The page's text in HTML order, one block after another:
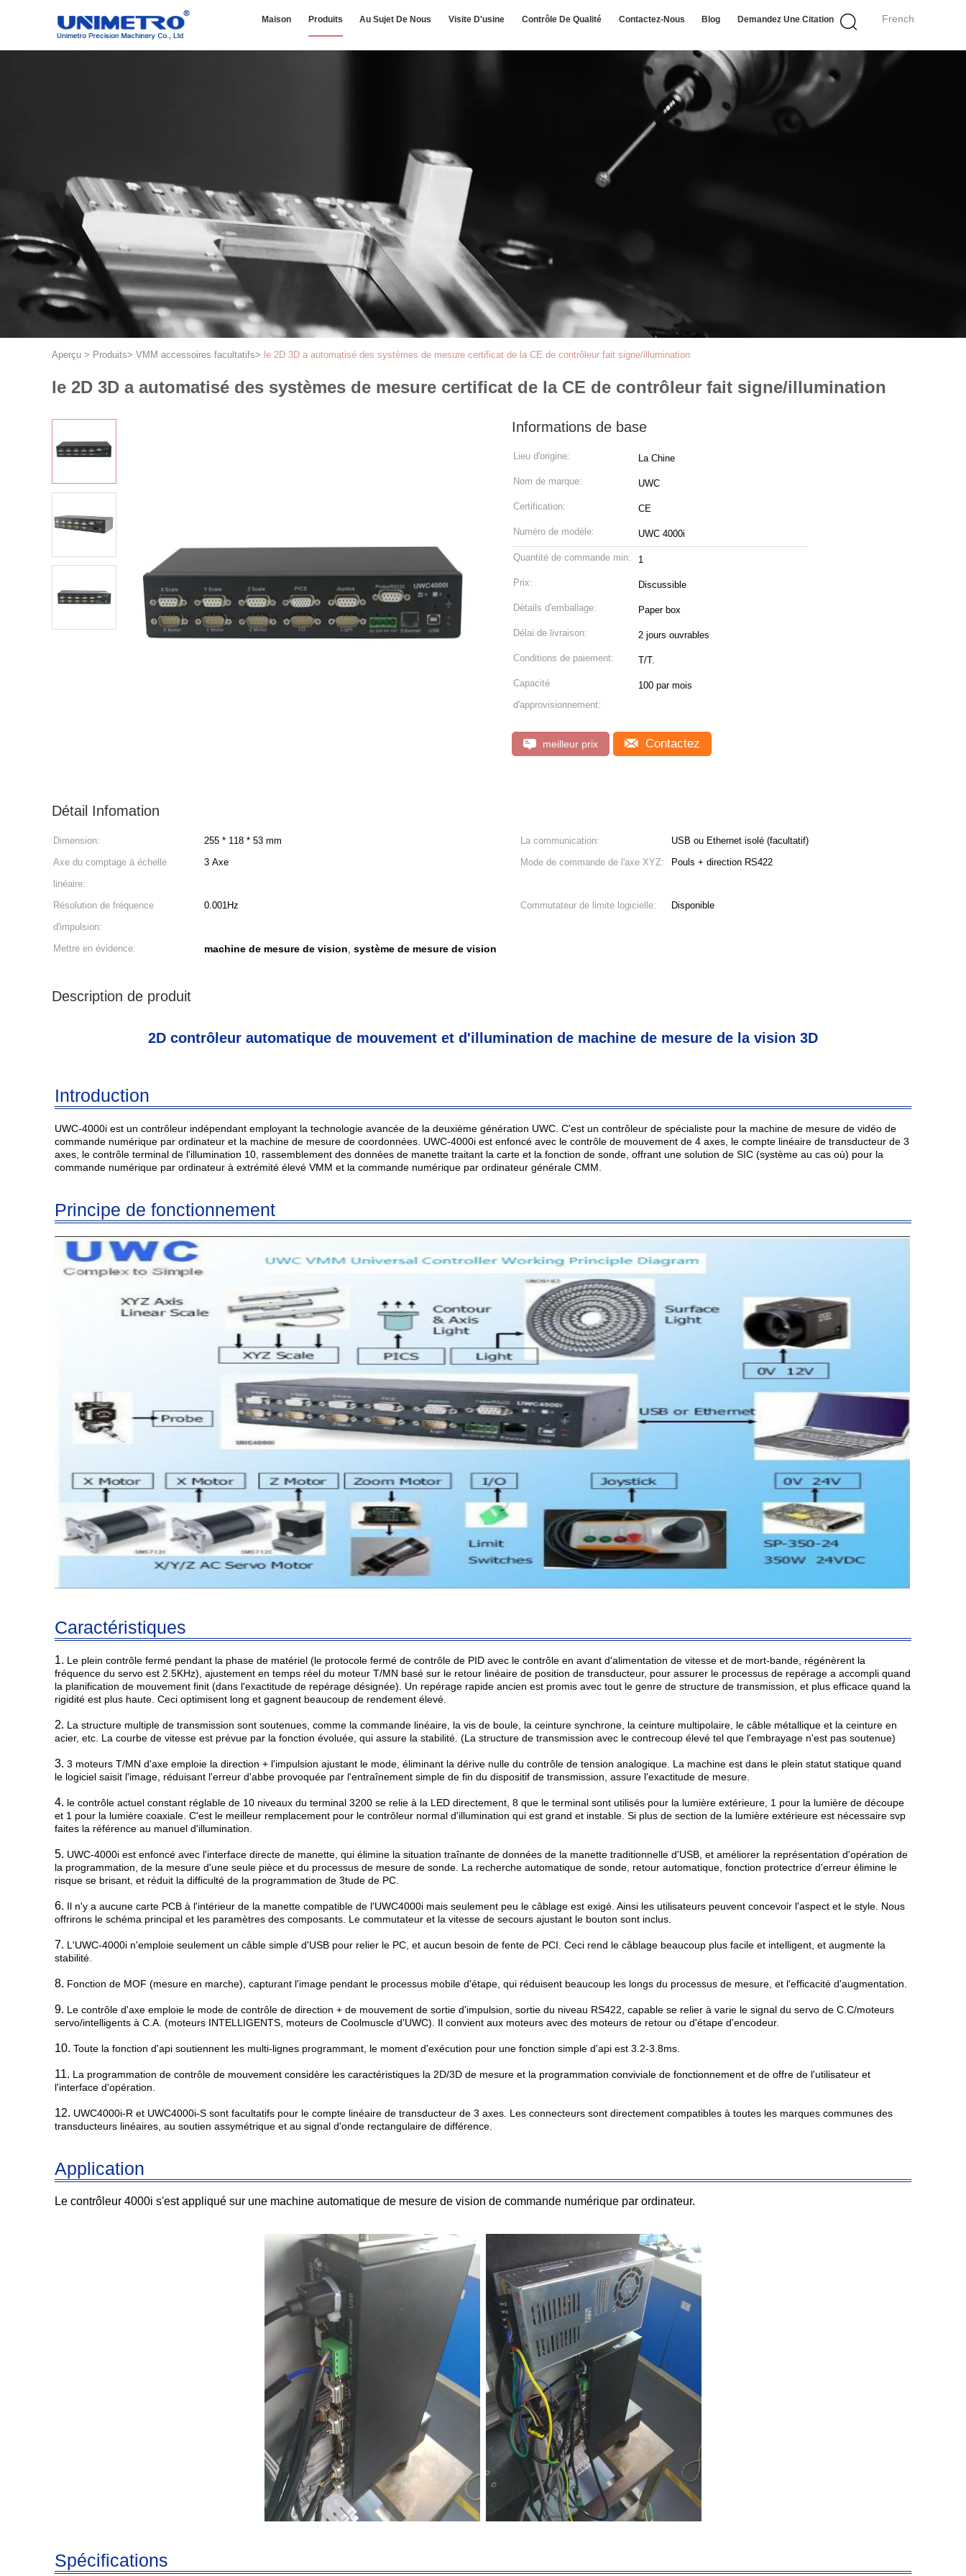
French
Maison Produits Au Sujet De Nous Visite D'usine Contrôle De Qualité Contactez-Nous Blog Demandez Une Citation
Aperçu > Produits> VMM accessoires facultatifs> le 2D 3D a automatisé des systèmes de mesure certificat de la CE de contrôleur fait signe/illumination
le 2D 3D a automatisé des systèmes de mesure certificat de la CE de contrôleur fait signe/illumination
Informations de base
Lieu d'origine: La Chine
Nom de marque: UWC
Certification: CE
Numéro de modèle: UWC 4000i
Quantité de commande min: 1
Prix: Discussible
Détails d'emballage: Paper box
Délai de livraison: 2 jours ouvrables
Conditions de paiement: T/T.
Capacité
d'approvisionnement:
100 par mois
meilleur prix Contactez
Détail Infomation
Dimension: 255 * 118 * 53 mm La communication:
USB ou Ethernet isolé (facultatif)
Axe du comptage à échelle
linéaire:
3 Axe Mode de commande de l'axe XYZ: Pouls + direction RS422
Résolution de fréquence
d'impulsion:
0.001Hz Commutateur de limite logicielle: Disponible
Mettre en évidence: machine de mesure de vision, système de mesure de vision
Description de produit
2D contrôleur automatique de mouvement et d'illumination de machine de mesure de la vision 3D
Introduction
UWC-4000i est un contrôleur indépendant employant la technologie avancée de la deuxième génération UWC. C'est un contrôleur de spécialiste pour la machine de mesure de vidéo de
commande numérique par ordinateur et la machine de mesure de coordonnées. UWC-4000i est enfoncé avec le contrôle de mouvement de 4 axes, le compte linéaire de transducteur de 3
axes, le contrôle terminal de l'illumination 10, rassemblement des données de manette traitant la carte et la fonction de sonde, offrant une solution de SIC (système au cas où) pour la
commande numérique par ordinateur à extrémité élevé VMM et la commande numérique par ordinateur générale CMM.
Principe de fonctionnement
Caractéristiques
1. Le plein contrôle fermé pendant la phase de matériel (le protocole fermé de contrôle de PID avec le contrôle en avant d'alimentation de vitesse et de mort-bande, régénèrent la
fréquence du servo est 2.5KHz), ajustement en temps réel du moteur T/MN basé sur le retour linéaire de position de transducteur, pour assurer le processus de repérage a accompli quand
la planification de mouvement finit (dans l'exactitude de repérage désignée). Un repérage rapide ancien est promis avec tout le genre de structure de transmission, et plus efficace quand la
rigidité est plus haute. Ceci optimisent long et gagnent beaucoup de rendement élevé.
2. La structure multiple de transmission sont soutenues, comme la commande linéaire, la vis de boule, la ceinture synchrone, la ceinture multipolaire, le câble métallique et la ceinture en
acier, etc. La courbe de vitesse est prévue par la fonction évoluée, qui assure la stabilité. (La structure de transmission avec le contrecoup élevé tel que l'embrayage n'est pas soutenue)
3. 3 moteurs T/MN d'axe emploie la direction + l'impulsion ajustant le mode, éliminant la dérive nulle du contrôle de tension analogique. La machine est dans le plein statut statique quand
le logiciel saisit l'image, réduisant l'erreur d'abbe provoquée par l'entraînement simple de fin du dispositif de transmission, assure l'exactitude de mesure.
4. le contrôle actuel constant réglable de 10 niveaux du terminal 3200 se relie à la LED directement, 8 que le terminal sont utilisés pour la lumière extérieure, 1 pour la lumière de découpe
et 1 pour la lumière coaxiale. C'est le meilleur remplacement pour le contrôleur normal d'illumination qui est grand et instable. Si plus de section de la lumière extérieure est nécessaire svp
faites la référence au manuel d'illumination.
5. UWC-4000i est enfoncé avec l'interface directe de manette, qui élimine la situation traînante de données de la manette traditionnelle d'USB, et améliorer la représentation d'opération de
la programmation, de la mesure d'une seule pièce et du processus de mesure de sonde. La recherche automatique de sonde, retour automatique, fonction protectrice d'erreur élimine le
risque se brisant, et réduit la difficulté de la programmation de 3tude de PC.
6. Il n'y a aucune carte PCB à l'intérieur de la manette compatible de l'UWC4000i mais seulement peu le câblage est exigé. Ainsi les utilisateurs peuvent concevoir l'aspect et le style. Nous
offrirons le schéma principal et les paramètres des composants. Le commutateur et la vitesse de secours ajustant le bouton sont inclus.
7. L'UWC-4000i n'emploie seulement un câble simple d'USB pour relier le PC, et aucun besoin de fente de PCI. Ceci rend le câblage beaucoup plus facile et intelligent, et augmente la
stabilité.
8. Fonction de MOF (mesure en marche), capturant l'image pendant le processus mobile d'étape, qui réduisent beaucoup les longs du processus de mesure, et l'efficacité d'augmentation.
9. Le contrôle d'axe emploie le mode de contrôle de direction + de mouvement de sortie d'impulsion, sortie du niveau RS422, capable se relier à varie le signal du servo de C.C/moteurs
servo/intelligents à C.A. (moteurs INTELLIGENTS, moteurs de Coolmuscle d'UWC). Il convient aux moteurs avec des moteurs de retour ou d'étape d'encodeur.
10. Toute la fonction d'api soutiennent les multi-lignes programmant, le moment d'exécution pour une fonction simple d'api est 3.2-3.8ms.
11. La programmation de contrôle de mouvement considère les caractéristiques la 2D/3D de mesure et la programmation conviviale de fonctionnement et de offre de l'utilisateur et
l'interface d'opération.
12. UWC4000i-R et UWC4000i-S sont facultatifs pour le compte linéaire de transducteur de 3 axes. Les connecteurs sont directement compatibles à toutes les marques communes des
transducteurs linéaires, au soutien assymétrique et au signal d'onde rectangulaire de différence.
Application
Le contrôleur 4000i s'est appliqué sur une machine automatique de mesure de vision de commande numérique par ordinateur.
Spécifications